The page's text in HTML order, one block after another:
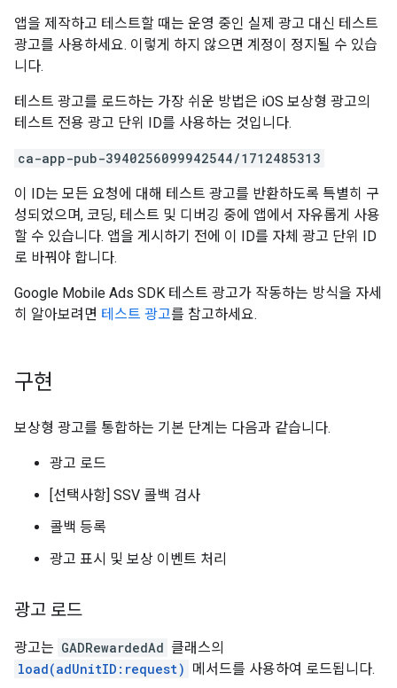
앱을 제작하고 테스트할 때는 운영 중인 실제 광고 대신 테스트
광고를 사용하세요. 이렇게 하지 않으면 계정이 정지될 수 있습
니다.
테스트 광고를 로드하는 가장 쉬운 방법은 iOS 보상형 광고의
테스트 전용 광고 단위 ID를 사용하는 것입니다.
ca-app-pub-3940256099942544/1712485313
이 ID는 모든 요청에 대해 테스트 광고를 반환하도록 특별히 구
성되었으며, 코딩, 테스트 및 디버깅 중에 앱에서 자유롭게 사용
할 수 있습니다. 앱을 게시하기 전에 이 ID를 자체 광고 단위 ID
로 바꿔야 합니다.
Google Mobile Ads SDK 테스트 광고가 작동하는 방식을 자세
히 알아보려면 테스트 광고를 참고하세요.
구현
보상형 광고를 통합하는 기본 단계는 다음과 같습니다.
광고 로드
[선택사항] SSV 콜백 검사
콜백 등록
광고 표시 및 보상 이벤트 처리
광고 로드
광고는 GADRewardedAd 클래스의
load(adUnitID:request) 메서드를 사용하여 로드됩니다.